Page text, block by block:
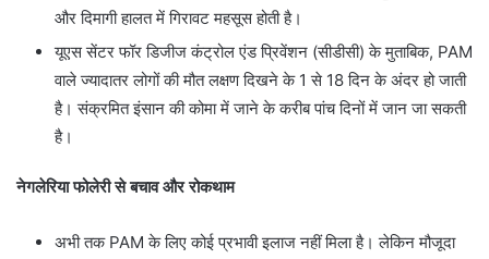
और दिमागी हालत में गिरावट महसूस होती है।
यूएस सेंटर फॉर डिजीज कंट्रोल एंड प्रिवेंशन (सीडीसी) के मुताबिक, PAM
वाले ज्यादातर लोगों की मौत लक्षण दिखने के 1 से 18 दिन के अंदर हो जाती
है। संक्रमित इंसान की कोमा में जाने के करीब पांच दिनों में जान जा सकती
है।
नेगलेरिया फोलेरी से बचाव और रोकथाम
अभी तक PAM के लिए कोई प्रभावी इलाज नहीं मिला है। लेकिन मौजूदा